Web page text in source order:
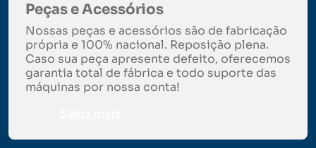
Peças e Acessórios
Nossas peças e acessórios são de fabricação
própria e 100% nacional. Reposição plena.
Caso sua peça apresente defeito, oferecemos
garantia total de fábrica e todo suporte das
máquinas por nossa conta!